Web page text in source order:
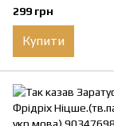
299 грн
Купити